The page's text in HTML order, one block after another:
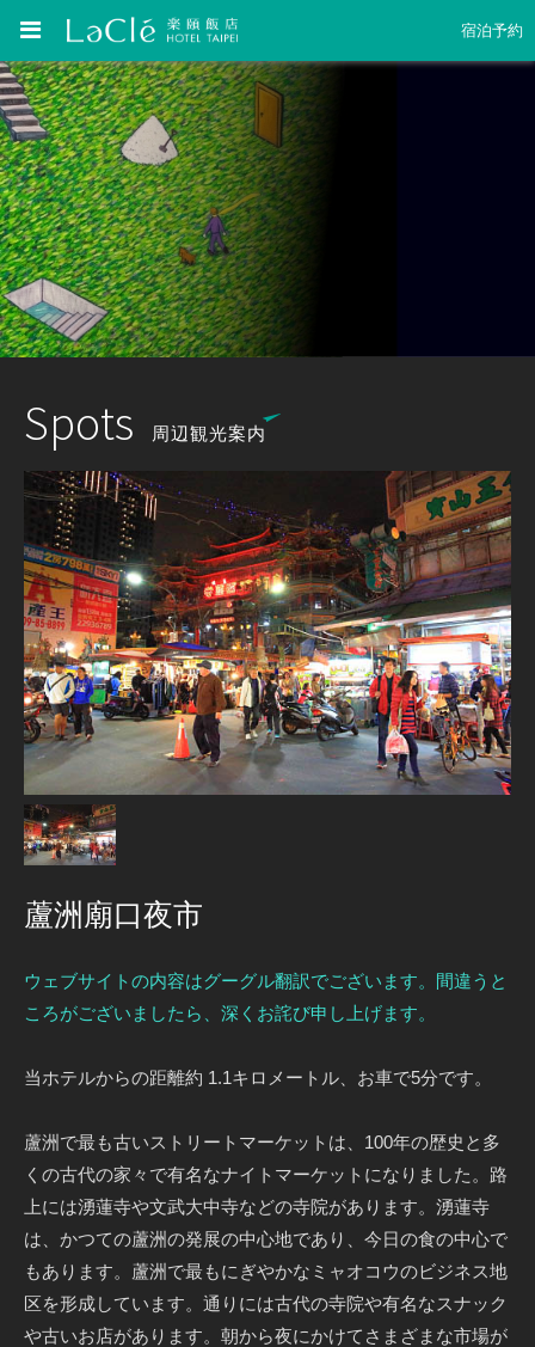
宿泊予約
Spots 周辺観光案内
蘆洲廟口夜市
ウェブサイトの内容はグーグル翻訳でございます。間違うと
ころがございましたら、深くお詫び申し上げます。
当ホテルからの距離約 1.1キロメートル、お車で5分です。
蘆洲で最も古いストリートマーケットは、100年の歴史と多
くの古代の家々で有名なナイトマーケットになりました。路
上には湧蓮寺や文武大中寺などの寺院があります。湧蓮寺
は、かつての蘆洲の発展の中心地であり、今日の食の中心で
もあります。蘆洲で最もにぎやかなミャオコウのビジネス地
区を形成しています。通りには古代の寺院や有名なスナック
や古いお店があります。朝から夜にかけてさまざまな市場が